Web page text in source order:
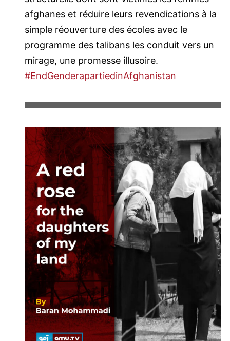
afghanes et réduire leurs revendications à la
simple réouverture des écoles avec le
programme des talibans les conduit vers un
mirage, une promesse illusoire.
#EndGenderapartiedinAfghanistan